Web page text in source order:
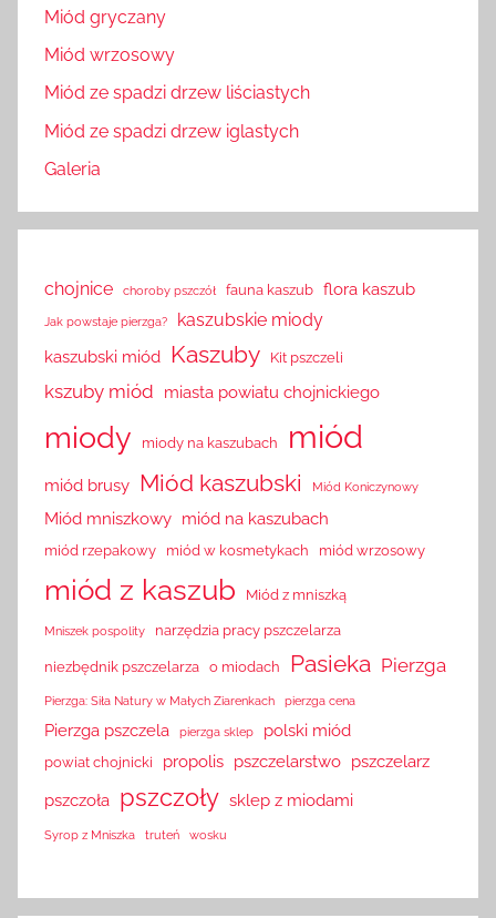
Miód gryczany
Miód wrzosowy
Miód ze spadzi drzew liściastych
Miód ze spadzi drzew iglastych
Galeria
chojnice choroby pszczół fauna kaszub flora kaszub
Jak powstaje pierzga? kaszubskie miody
kaszubski miód Kaszuby Kit pszczeli
kszuby miód miasta powiatu chojnickiego
miody miody na kaszubach miód
miód brusy Miód kaszubski Miód Koniczynowy
Miód mniszkowy miód na kaszubach
miód rzepakowy miód w kosmetykach miód wrzosowy
miód z kaszub Miód z mniszką
Mniszek pospolity narzędzia pracy pszczelarza
niezbędnik pszczelarza o miodach Pasieka Pierzga
Pierzga: Siła Natury w Małych Ziarenkach pierzga cena
Pierzga pszczela pierzga sklep polski miód
powiat chojnicki propolis pszczelarstwo pszczelarz
pszczoła pszczoły sklep z miodami
Syrop z Mniszka truteń wosku